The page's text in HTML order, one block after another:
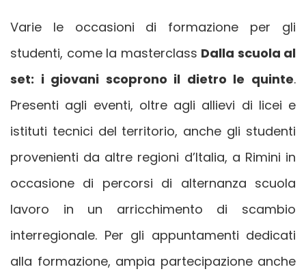
Varie le occasioni di formazione per gli
studenti, come la masterclass Dalla scuola al
set: i giovani scoprono il dietro le quinte.
Presenti agli eventi, oltre agli allievi di licei e
istituti tecnici del territorio, anche gli studenti
provenienti da altre regioni d’Italia, a Rimini in
occasione di percorsi di alternanza scuola
lavoro in un arricchimento di scambio
interregionale. Per gli appuntamenti dedicati
alla formazione, ampia partecipazione anche